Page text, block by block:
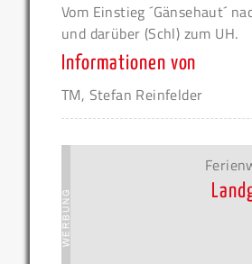
Vom Einstieg ´Gänsehaut´
und darüber (Schl) zum UH.
Informationen von
TM, Stefan Reinfelder